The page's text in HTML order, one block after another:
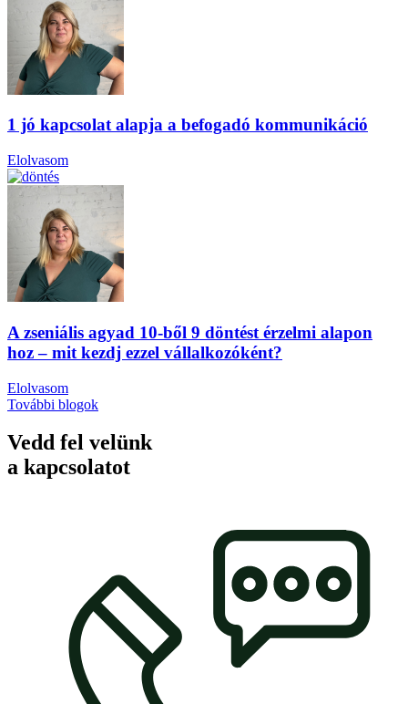
1 jó kapcsolat alapja a befogadó kommunikáció
Elolvasom
A zseniális agyad 10-ből 9 döntést érzelmi alapon
hoz – mit kezdj ezzel vállalkozóként?
Elolvasom
További blogok
Vedd fel velünk
a kapcsolatot